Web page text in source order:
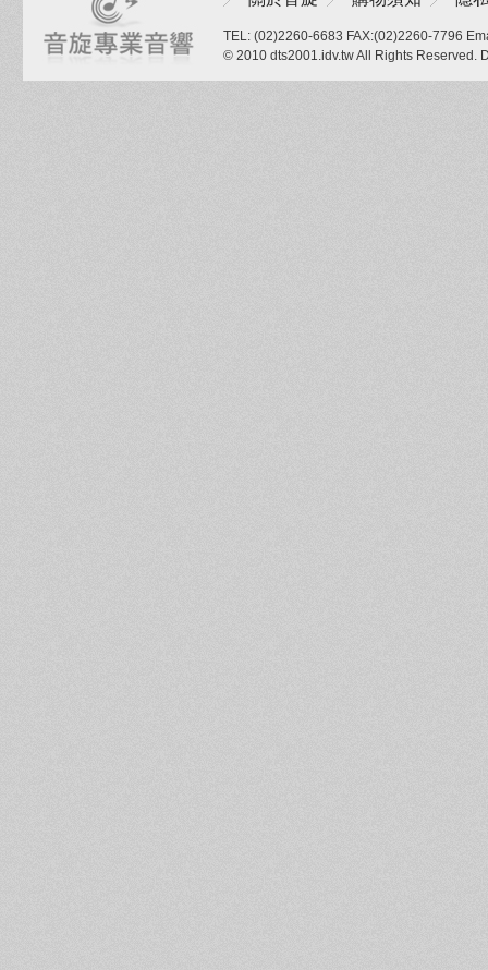
TEL: (02)2260-6683 FAX:(02)2260-7796
© 2010 dts2001.idv.tw All Rights Reserved.